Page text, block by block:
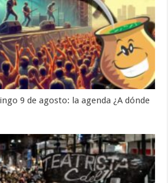
9 de agosto: la agenda ¿A dónde